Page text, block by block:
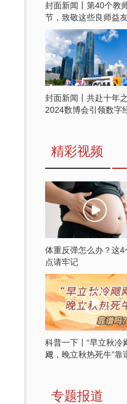
封面新闻丨第40个教
节，致敬这些良师益
封面新闻丨共赴十年
2024数博会引领数字
精彩视频
体重反弹怎么办？这4
点请牢记
科普一下丨“早立秋冷
飕，晚立秋热死牛”靠
专题报道